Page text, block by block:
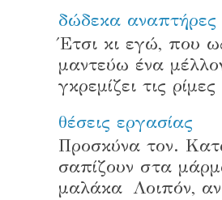
δώδεκα αναπτήρες
Έτσι κι εγώ, που
μαντεύω ένα
γκρεμίζει τις
θέσεις εργασίας
Προσκύνα τον.
σαπίζουν στα
μαλάκα Λοιπόν,